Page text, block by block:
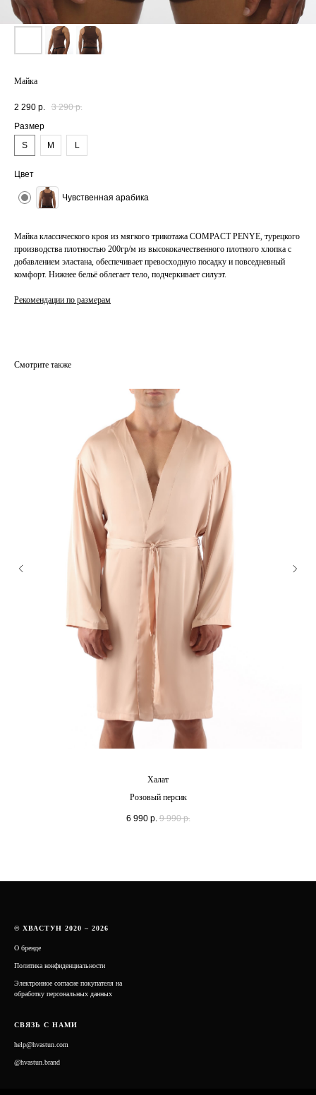
Майка
2 290 р. 3 290 р.
Размер
S
M L
Цвет
Чувственная арабика
Майка классического кроя из мягкого трикотажа COMPACT PENYE, турецкого
производства плотностью 200гр/м из высококачественного плотного хлопка с
добавлением эластана, обеспечивает превосходную посадку и повседневный
комфорт. Нижнее бельё облегает тело, подчеркивает силуэт.
Рекомендации по размерам
Смотрите также
Халат
Розовый персик
6 990 р. 9 990 р.
© ХВАСТУН 2020 – 2026
О бренде
Политика конфиденциальности
Электронное согласие покупателя на
обработку персональных данных
СВЯЗЬ С НАМИ
help@hvastun.com
@hvastun.brand